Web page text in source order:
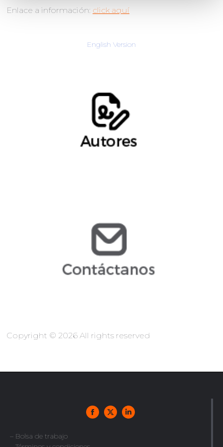
Enlace a información: click aquí
English Version
Julio Copo, Counsel
jcopo@arochilindner.com
info@arochilindner.com
Copyright © 2026 All rights reserved
– Bolsa de trabajo